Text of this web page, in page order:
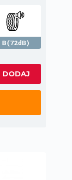
B(72dB)